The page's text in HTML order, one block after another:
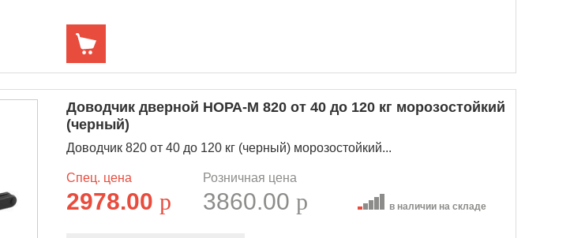
Доводчик дверной НОРА-М 820 от 40 до 120 кг морозостойкий
(черный)
Доводчик 820 от 40 до 120 кг (черный) морозостойкий...
Спец. цена
2978.00p
Розничная цена
3860.00p в наличии на складе